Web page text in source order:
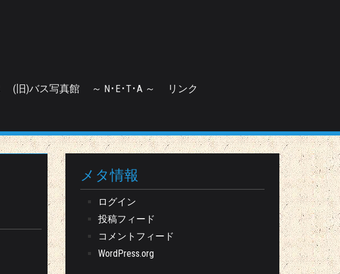
(旧)バス写真館 ～ N･E･T･A ～ リンク
メタ情報
ログイン
投稿フィード
コメントフィード
WordPress.org